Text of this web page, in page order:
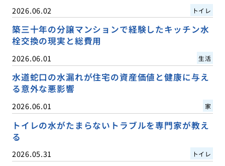
2026.06.02 トイレ
築三十年の分譲マンションで経験したキッチン水
栓交換の現実と総費用
2026.06.01 生活
水道蛇口の水漏れが住宅の資産価値と健康に与え
る意外な悪影響
2026.06.01 家
トイレの水がたまらないトラブルを専門家が教え
る
2026.05.31 トイレ